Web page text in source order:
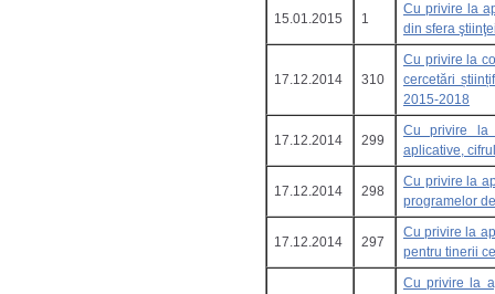
15.01.2015 1
Cu privire la
din sfera
17.12.2014 310
Cu privire la
cercetări
2015-2018
17.12.2014 299
Cu privire la
aplicative,
17.12.2014 298
Cu privire la
programelor
17.12.2014 297
Cu privire la
pentru tinerii
Cu privire la